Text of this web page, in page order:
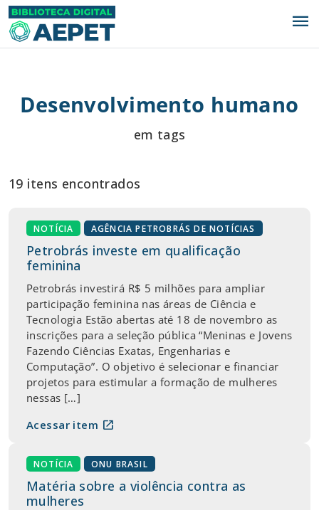
menu
Desenvolvimento humano
em tags
19 itens encontrados
NOTÍCIA AGÊNCIA PETROBRÁS DE NOTÍCIAS
Petrobrás investe em qualificação
feminina
Petrobrás investirá R$ 5 milhões para ampliar
participação feminina nas áreas de Ciência e
Tecnologia Estão abertas até 18 de novembro as
inscrições para a seleção pública “Meninas e Jovens
Fazendo Ciências Exatas, Engenharias e
Computação”. O objetivo é selecionar e financiar
projetos para estimular a formação de mulheres
nessas […]
Acessar item open_in_new
NOTÍCIA ONU BRASIL
Matéria sobre a violência contra as
mulheres